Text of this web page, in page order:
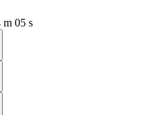
m 05 s